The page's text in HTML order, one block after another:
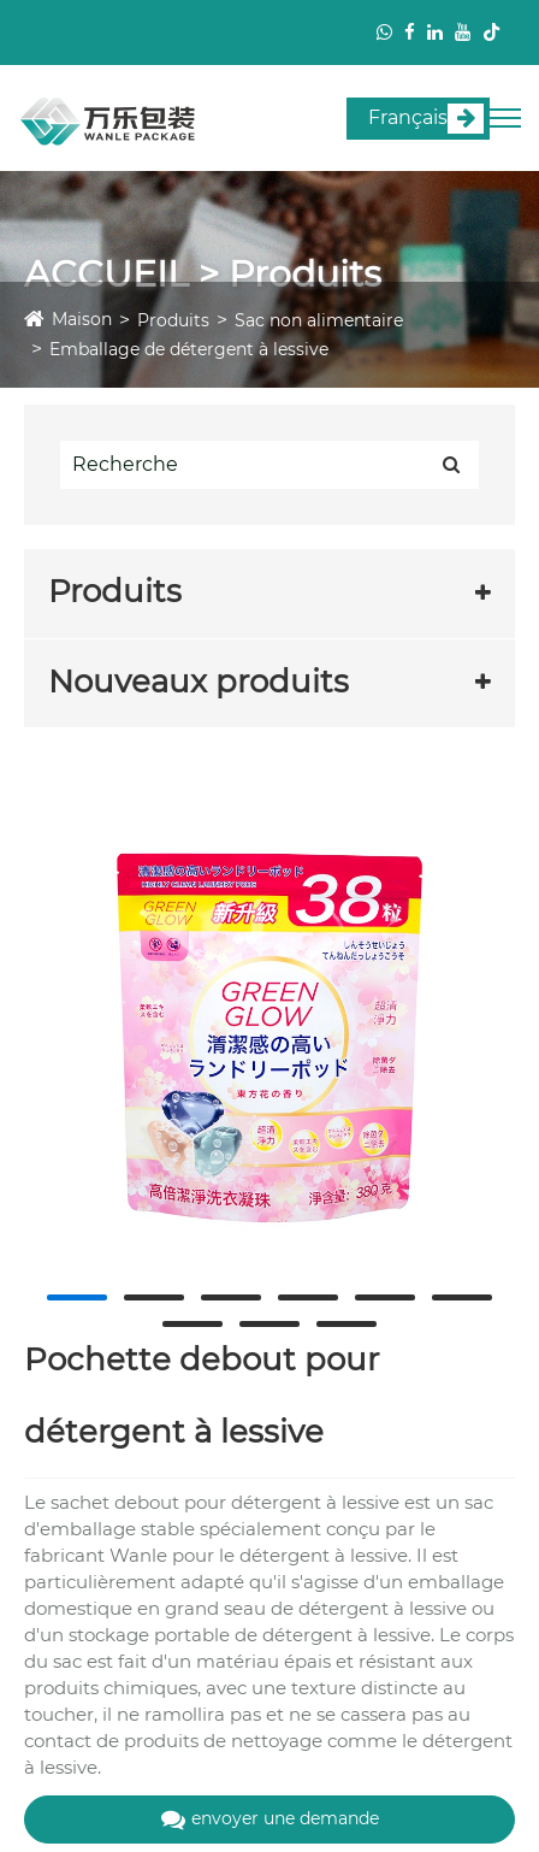
Français
ACCUEIL > Produits
Maison Produits
Sac non alimentaire
Emballage de détergent à lessive
Produits
Nouveaux produits
Pochette debout pour
détergent à lessive
Le sachet debout pour détergent à lessive est un sac
d'emballage stable spécialement conçu par le
fabricant Wanle pour le détergent à lessive. Il est
particulièrement adapté qu'il s'agisse d'un emballage
domestique en grand seau de détergent à lessive ou
d'un stockage portable de détergent à lessive. Le corps
du sac est fait d'un matériau épais et résistant aux
produits chimiques, avec une texture distincte au
toucher, il ne ramollira pas et ne se cassera pas au
contact de produits de nettoyage comme le détergent
à lessive.
envoyer une demande